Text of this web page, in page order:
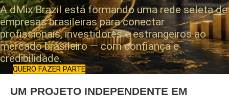
A dMix Brazil está formando uma rede seleta de
empresas brasileiras para conectar
profissionais, investidores e estrangeiros ao
mercado brasileiro — com confiança e
credibilidade.
QUERO FAZER PARTE
UM PROJETO INDEPENDENTE EM